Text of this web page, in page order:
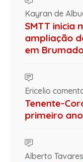
Kayran de
SMTT inicia
ampliação
em
Ericelio
Tenente-
primeiro
Alberto